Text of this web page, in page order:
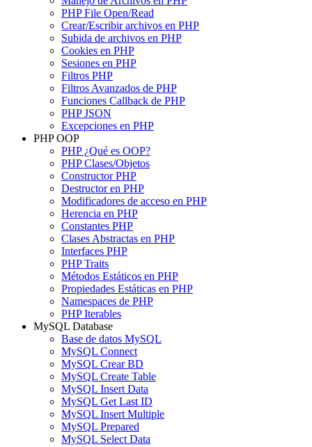
PHP File Open/Read
Crear/Escribir archivos en PHP
Subida de archivos en PHP
Cookies en PHP
Sesiones en PHP
Filtros PHP
Filtros Avanzados de PHP
Funciones Callback de PHP
PHP JSON
Excepciones en PHP
PHP OOP
PHP ¿Qué es OOP?
PHP Clases/Objetos
Constructor PHP
Destructor en PHP
Modificadores de acceso en PHP
Herencia en PHP
Constantes PHP
Clases Abstractas en PHP
Interfaces PHP
PHP Traits
Métodos Estáticos en PHP
Propiedades Estáticas en PHP
Namespaces de PHP
PHP Iterables
MySQL Database
Base de datos MySQL
MySQL Connect
MySQL Crear BD
MySQL Create Table
MySQL Insert Data
MySQL Get Last ID
MySQL Insert Multiple
MySQL Prepared
MySQL Select Data